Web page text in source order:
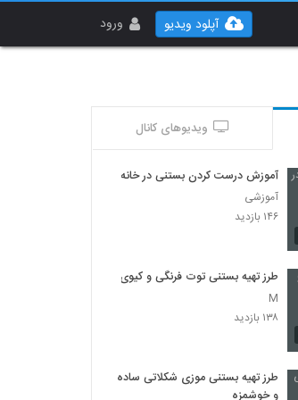
ورود آپلود ویدیو
ویدیوهای کانال
آموزش درست کردن بستنی در خانه
آموزشی
۱۴۶ بازدید
طرز تهیه بستنی توت فرنگی و کیوی
M
۱۳۸ بازدید
طرز تهیه بستنی موزی شکلاتی ساده
و خوشمزه